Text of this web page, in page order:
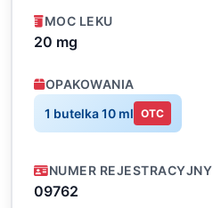
MOC LEKU
20 mg
OPAKOWANIA
1 butelka 10 ml OTC
NUMER REJESTRACYJNY
09762